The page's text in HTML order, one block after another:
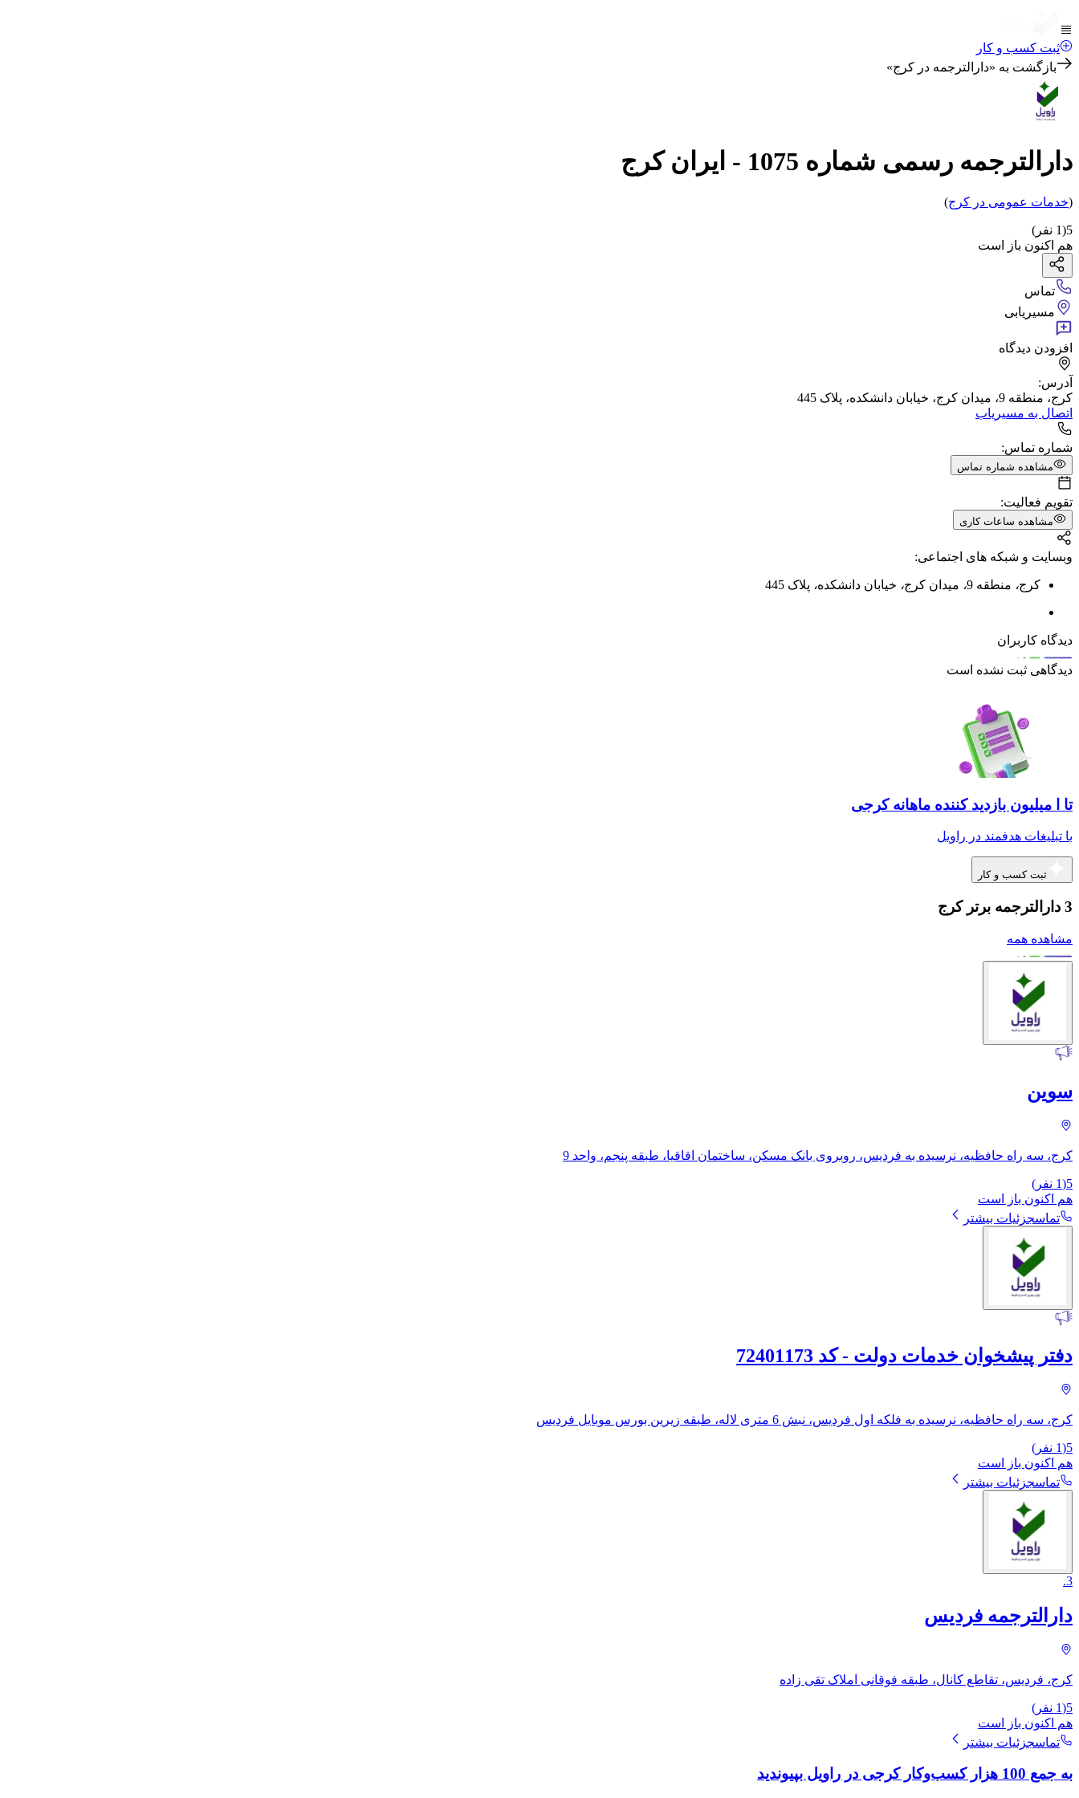
ثبت کسب و کار
بازگشت به «دارالترجمه در کرج»
دارالترجمه رسمی شماره 1075 - ایران کرج
(خدمات عمومی در کرج)
5
(
1 نفر)
هم اکنون باز است
تماس
مسیریابی
افزودن دیدگاه
آدرس:
کرج، منطقه 9، میدان کرج، خیابان دانشکده، پلاک 445
اتصال به مسیریاب
شماره تماس:
مشاهده شماره تماس
تقویم فعالیت:
مشاهده ساعات کاری
وبسایت و شبکه های اجتماعی:
کرج، منطقه 9 ، میدان کرج، خیابان دانشکده، پلاک 445
دیدگاه کاربران
دیدگاهی ثبت نشده است
تا ا میلیون بازدید کننده ماهانه کرجی
با تبلیغات هدفمند در راویل
ثبت کسب و کار
3 دارالترجمه برتر کرج
مشاهده همه
سوین
کرج، سه راه حافظیه، نرسیده به فردیس، روبروی بانک مسکن، ساختمان اقاقیا، طبقه پنجم، واحد 9
5
(
1 نفر)
هم اکنون باز است
تماسجزئیات بیشتر
دفتر پیشخوان خدمات دولت - کد 72401173
کرج، سه راه حافظیه، نرسیده به فلکه اول فردیس، نبش 6 متری لاله، طبقه زیرین بورس موبایل فردیس
5
(
1 نفر)
هم اکنون باز است
تماسجزئیات بیشتر
3
.
دارالترجمه فردیس
کرج، فردیس، تقاطع کانال، طبقه فوقانی املاک تقی زاده
5
(
1 نفر)
هم اکنون باز است
تماسجزئیات بیشتر
به جمع 100 هزار کسب‌وکار کرجی در راویل بپیوندید